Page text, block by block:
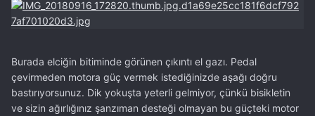
Burada elciğin bitiminde görünen çıkıntı el gazı. Pedal
çevirmeden motora güç vermek istediğinizde aşağı doğru
bastırıyorsunuz. Dik yokuşta yeterli gelmiyor, çünkü bisikletin
ve sizin ağırlığınız şanzıman desteği olmayan bu güçteki motor